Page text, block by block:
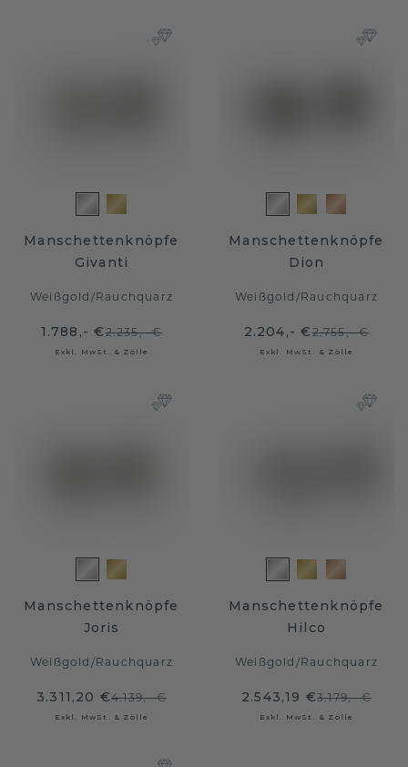
Manschettenknöpfe
Givanti
Weißgold /Rauchquarz
1.788,- €2.235,- €
Exkl. MwSt. & Zölle
Manschettenknöpfe
Dion
Weißgold /Rauchquarz
2.204,- €2.755,- €
Exkl. MwSt. & Zölle
Manschettenknöpfe
Joris
Weißgold /Rauchquarz
3.311,20 €4.139,- €
Exkl. MwSt. & Zölle
Manschettenknöpfe
Hilco
Weißgold /Rauchquarz
2.543,19 €3.179,- €
Exkl. MwSt. & Zölle